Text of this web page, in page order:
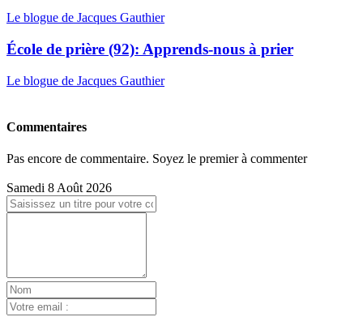
Le blogue de Jacques Gauthier
École de prière (92): Apprends-nous à prier
Le blogue de Jacques Gauthier
Commentaires
Pas encore de commentaire. Soyez le premier à commenter
Samedi 8 Août 2026